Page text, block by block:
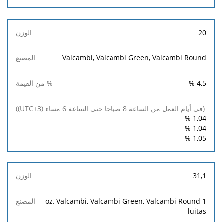
20
Valcambi, Valcambi Green, Valcambi Round
4,5
%
1,04
%
1,04
%
1,05
%
31,1
1 oz. Valcambi, Valcambi Green, Valcambi Round
luitas